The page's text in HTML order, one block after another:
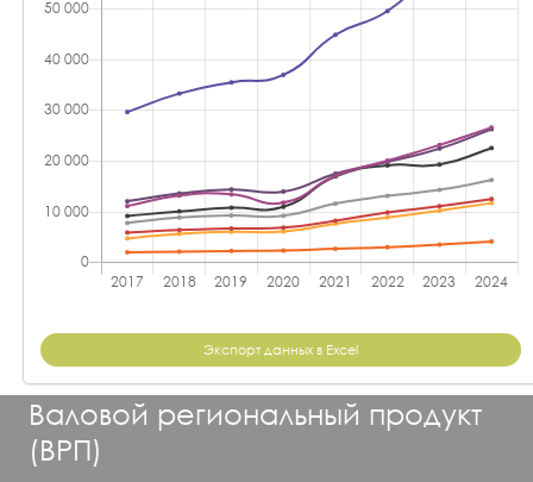
Экспорт данных в Excel
Валовой региональный продукт
(ВРП)